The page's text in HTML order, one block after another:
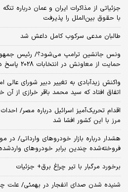
جزئیاتی از مذاکرات ایران و عمان درباره
با حقوق بین‌الملل را پذیرفت
طالبان مدعی سرکوب کامل داعش شد
ونس جانشین ترامپ می‌شود؟/ رئیس جمهور
حمایت از معاونش در انتخابات 2028 پاسخ داد
واکنش زیدآبادی به تغییر دبیر شورای
اتفاق افتاد که سید محمد باقر خرازی از آن
اقدام تحریک‌آمیز اسرائیل درباره مصر/
مرز با این کشور افشا شد
هشدار درباره بازار خودروهای وارداتی/ در
فروخته‌شده چندین برابر خودروهای
برخورد مرگبار با تیر چراغ برق+ جزئیات
شنیده شدن صدای انفجار در بهمئی/ علت